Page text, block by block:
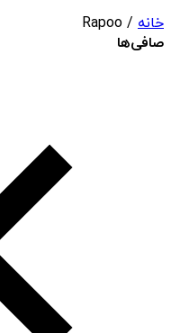
خانه / Rapoo
صافی‌ها